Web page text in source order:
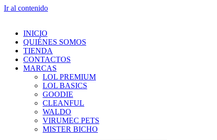
Ir al contenido
INICIO
QUIÉNES SOMOS
TIENDA
CONTACTOS
MARCAS
LOL PREMIUM
LOL BASICS
GOODIE
CLEANFUL
WALDO
VIRUMEC PETS
MISTER BICHO